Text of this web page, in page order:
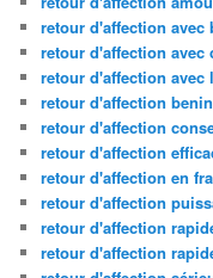
retour d'affection avec
retour d'affection
retour d'affection avec
retour d'affection benin
retour d'affection
retour d'affection
retour d'affection en
retour d'affection
retour d'affection
retour d'affection